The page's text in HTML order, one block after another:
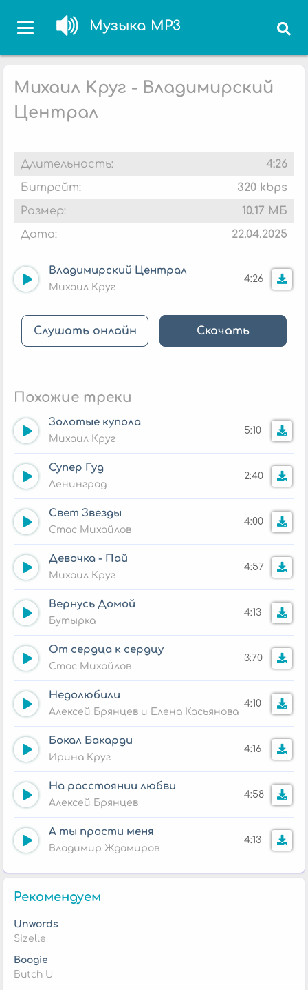
Музыка MP3
Михаил Круг - Владимирский
Централ
Длительность:
4:26
Битрейт:
320 kbps
Размер:
10.17 МБ
Дата:
22.04.2025
Владимирский Централ
Михаил Круг
4:26
Слушать онлайн Скачать
Похожие треки
Золотые купола
Михаил Круг
5:10
Супер Гуд
Ленинград
2:40
Свет Звезды
Стас Михайлов
4:00
Девочка - Пай
Михаил Круг
4:57
Вернусь Домой
Бутырка
4:13
От сердца к сердцу
Стас Михайлов
3:70
Недолюбили
Алексей Брянцев и Елена Касьянова
4:10
Бокал Бакарди
Ирина Круг
4:16
На расстоянии любви
Алексей Брянцев
4:58
А ты прости меня
Владимир Ждамиров
4:13
Рекомендуем
Unwords
Sizelle
Boogie
Butch U